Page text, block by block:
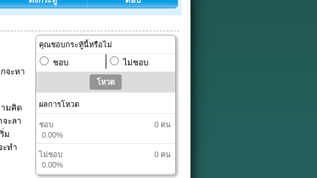
คุณชอบกระทู้นี้หรือไม่
ชอบ ไม่ชอบ
ผลการโหวต
ชอบ
0.00%
0 คน
ไม่ชอบ
0.00%
0 คน
จะหา
ามคิด
ะลา
ม
ะทำ